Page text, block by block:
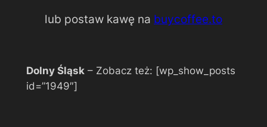
lub postaw kawę na buycoffee.to
Dolny Śląsk– Zobacz też: [wp_show_posts
id=”1949″]